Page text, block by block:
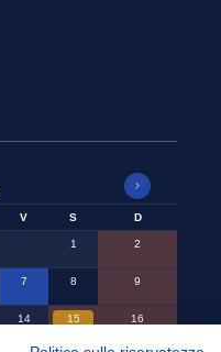
V S D
1 2
7 8 9
14 15 16